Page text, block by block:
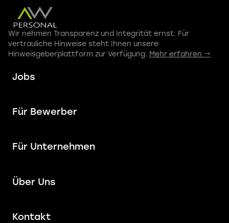
Wir nehmen Transparenz und Integrität ernst. Für
vertrauliche Hinweise steht Ihnen unsere
Hinweisgeberplattform zur Verfügung. Mehr erfahren →
Jobs
Für Bewerber
Für Unternehmen
Über Uns
Kontakt